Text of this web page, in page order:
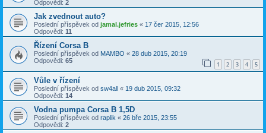
Odpovědi: 2
Jak zvednout auto?
Poslední příspěvek od jamal.jefries « 17 čer 2015, 12:56
Odpovědi: 11
Řízení Corsa B
Poslední příspěvek od MAMBO « 28 dub 2015, 20:19
Odpovědi: 65 1 2 3 4 5
Vůle v řízení
Poslední příspěvek od sw4all « 19 dub 2015, 09:32
Odpovědi: 14
Vodna pumpa Corsa B 1,5D
Poslední příspěvek od raplik « 26 bře 2015, 23:55
Odpovědi: 2